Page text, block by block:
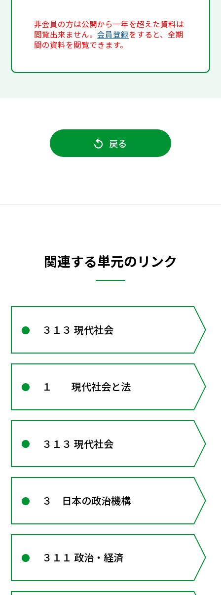
非会員の方は公開から一年を超えた資料は
閲覧出来ません。会員登録をすると、全期
間の資料を閲覧できます。
戻る
関連する単元のリンク
３１３ 現代社会
１ 現代社会と法
３１３ 現代社会
３ 日本の政治機構
３１１ 政治・経済